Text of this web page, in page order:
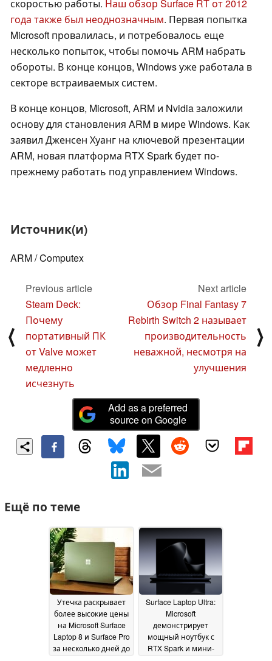
скоростью работы. Наш обзор Surface RT от 2012
года также был неоднозначным. Первая попытка
Microsoft провалилась, и потребовалось еще
несколько попыток, чтобы помочь ARM набрать
обороты. В конце концов, Windows уже работала в
секторе встраиваемых систем.
В конце концов, Microsoft, ARM и Nvidia заложили
основу для становления ARM в мире Windows. Как
заявил Дженсен Хуанг на ключевой презентации
ARM, новая платформа RTX Spark будет по-
прежнему работать под управлением Windows.
Источник(и)
ARM / Computex
⟨
Previous article
Steam Deck:
Почему
портативный ПК
от Valve может
медленно
исчезнуть
Next article
Обзор Final Fantasy 7
Rebirth Switch 2 называет
производительность
неважной, несмотря на
улучшения
⟩
Add as a preferred
source on Google
Ещё по теме
Утечка раскрывает
более высокие цены
на Microsoft Surface
Laptop 8 и Surface Pro
за несколько дней до
Surface Laptop Ultra:
Microsoft
демонстрирует
мощный ноутбук с
RTX Spark и мини-